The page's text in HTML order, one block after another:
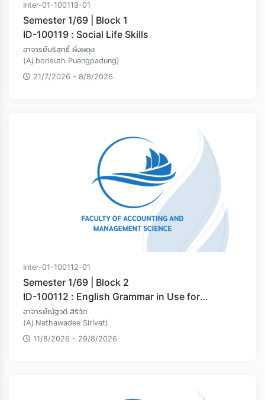
Inter-01-100119-01
Semester 1/69 | Block 1
ID-100119 : Social Life Skills
อาจารย์บริสุทธิ์ ผึ่งผดุง
(Aj.borisuth Puengpadung)
21/7/2026 - 8/8/2026
Inter-01-100112-01
Semester 1/69 | Block 2
ID-100112 : English Grammar in Use for
Communication
อาจารย์ณัฐวดี สิริวัต
(Aj.Nathawadee Sirivat)
11/8/2026 - 29/8/2026